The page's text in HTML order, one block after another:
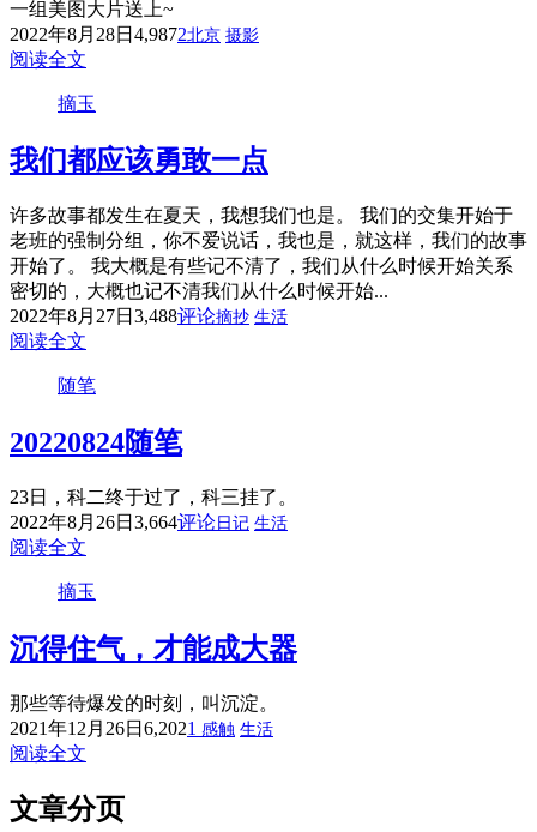
一组美图大片送上~
2022年8月28日 4,9872北京 摄影
阅读全文
摘玉
我们都应该勇敢一点
许多故事都发生在夏天，我想我们也是。 我们的交集开始于
老班的强制分组，你不爱说话，我也是，就这样，我们的故事
开始了。 我大概是有些记不清了，我们从什么时候开始关系
密切的，大概也记不清我们从什么时候开始...
2022年8月27日 3,488评论摘抄 生活
阅读全文
随笔
20220824随笔
23日，科二终于过了，科三挂了。
2022年8月26日 3,664评论 日记 生活
阅读全文
摘玉
沉得住气，才能成大器
那些等待爆发的时刻，叫沉淀。
2021年12月26日 6,2021 感触 生活
阅读全文
文章分页